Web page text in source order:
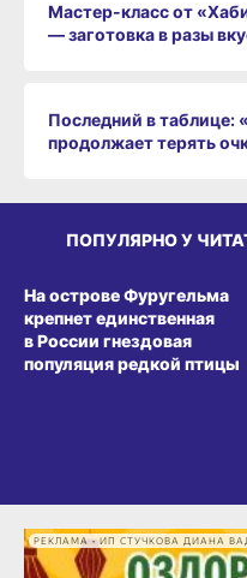
Мастер-класс от
— заготовка в разы
Последний в таблице:
продолжает терять
ПОПУЛЯРНО У
На острове Фуругельма
крепнет единственная
в России гнездовая
популяция редкой птицы
РЕКЛАМА • ИП СТУЧКОВА ДИАНА